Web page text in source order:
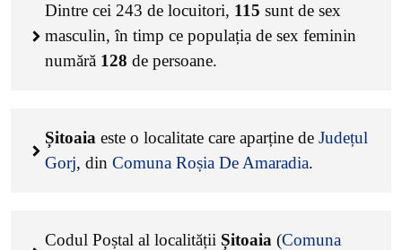
Dintre cei 243 de locuitori, 115 sunt de sex
masculin, în timp ce populația de sex feminin
numără 128 de persoane.
Șitoaia este o localitate care aparține de Județul
Gorj, din Comuna Roșia De Amaradia.
Codul Poștal al localității Șitoaia (Comuna